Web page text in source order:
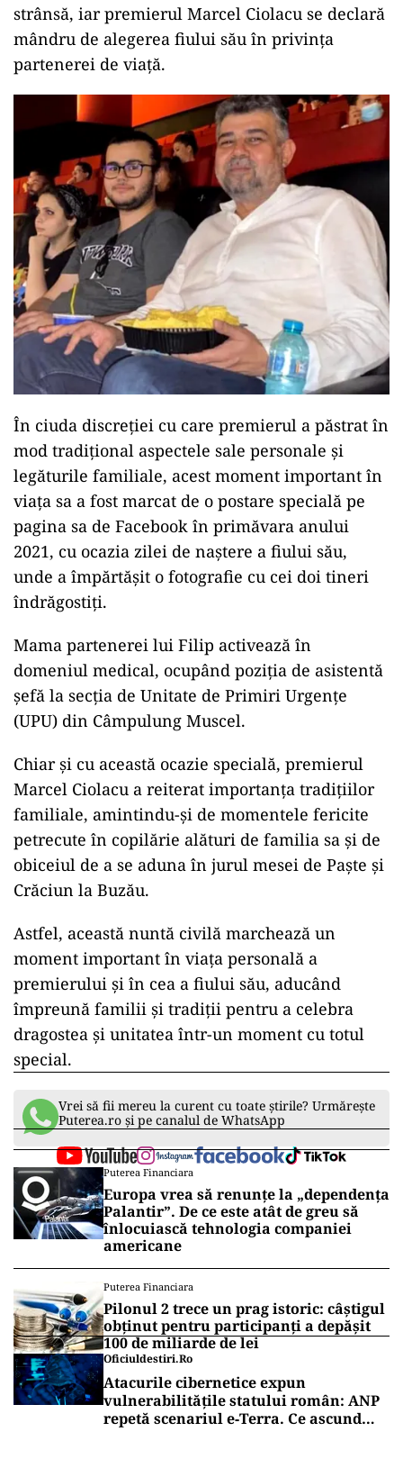
strânsă, iar premierul Marcel Ciolacu se declară
mândru de alegerea fiului său în privința
partenerei de viață.
ad
În ciuda discreției cu care premierul a păstrat în
mod tradițional aspectele sale personale și
viața sa a fost marcat de o postare specială pe
pagina sa de Facebook în primăvara anului
2021, cu ocazia zilei de naștere a fiului său,
unde a împărtășit o fotografie cu cei doi tineri
îndrăgostiți.
domeniul medical, ocupând poziția de asistentă
șefă la secția de Unitate de Primiri Urgențe
(UPU) din Câmpulung Muscel.
Chiar și cu această ocazie specială, premierul
Marcel Ciolacu a reiterat importanța tradițiilor
familiale, amintindu-și de momentele fericite
petrecute în copilărie alături de familia sa și de
obiceiul de a se aduna în jurul mesei de Paște și
Crăciun la Buzău.
Astfel, această nuntă civilă marchează un
moment important în viața personală a
premierului și în cea a fiului său, aducând
împreună familii și tradiții pentru a celebra
dragostea și unitatea într-un moment cu totul
special.
Vrei să fii mereu la curent cu toate știrile? Urmărește
Puterea.ro și pe canalul de WhatsApp